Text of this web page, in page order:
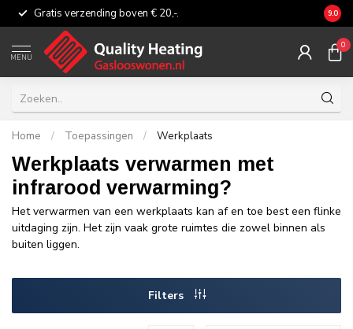
Gratis verzending boven € 20,-. 9.0
MENU
0
Home / Toepassingen / Werkplaats
Werkplaats verwarmen met
infrarood verwarming?
Het verwarmen van een werkplaats kan af en toe best een flinke
uitdaging zijn. Het zijn vaak grote ruimtes die zowel binnen als
buiten liggen.
Filters